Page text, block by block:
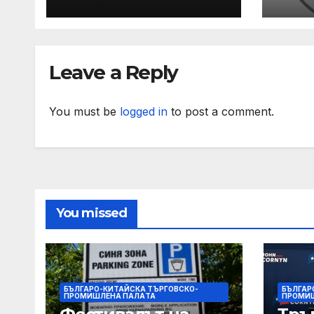
изслушване на
заместник-
по
Leave a Reply
You must be logged in to post a comment.
You missed
БЪЛГАРО-КИТАЙСКА ТЪРГОВСКО-
ПРОМИШЛЕНА ПАЛAТА